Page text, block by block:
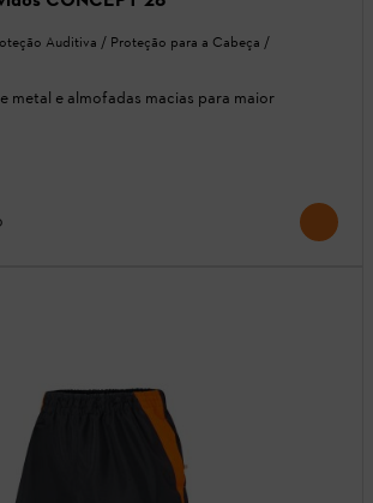
Auditiva / Proteção para a Cabeça /
metal e almofadas macias para maior